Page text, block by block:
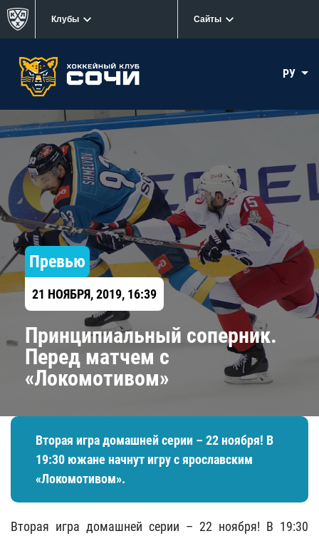
Клубы Сайты
РУ
Превью
21 НОЯБРЯ, 2019, 16:39
​Принципиальный соперник.
Перед матчем с
«Локомотивом»
Вторая игра домашней серии – 22 ноября! В
19:30 южане начнут игру с ярославским
«Локомотивом».
Вторая игра домашней серии – 22 ноября! В 19:30